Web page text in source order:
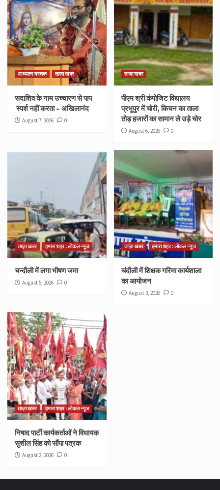
आध्यात्म दस्तक ताज़ा खबर
सदाशिव के नाम उच्चारण से पाप
स्पर्श नहीं करता – अखिलानंद
August 7, 2026 0
ताज़ा खबर
पीएम श्री कंपोजिट विद्यालय
प्रभुपुर में चोरी, किचन का ताला
तोड़ हजारों का सामान ले उड़े चोर
August 6, 2026 0
ताज़ा खबर हमारा शहर : लोकल न्यूज
चन्दौली में लगा भीषण जमा
August 5, 2026 0
ताज़ा खबर हमारा शहर : लोकल न्यूज
चंदौली में शिक्षक गरिमा कार्यशाला
का आयोजन
August 3, 2026 0
ताज़ा खबर हमारा शहर : लोकल न्यूज
निषाद पार्टी कार्यकर्ताओं ने विधायक
सुशील सिंह को सौंपा पत्रक
August 2, 2026 0